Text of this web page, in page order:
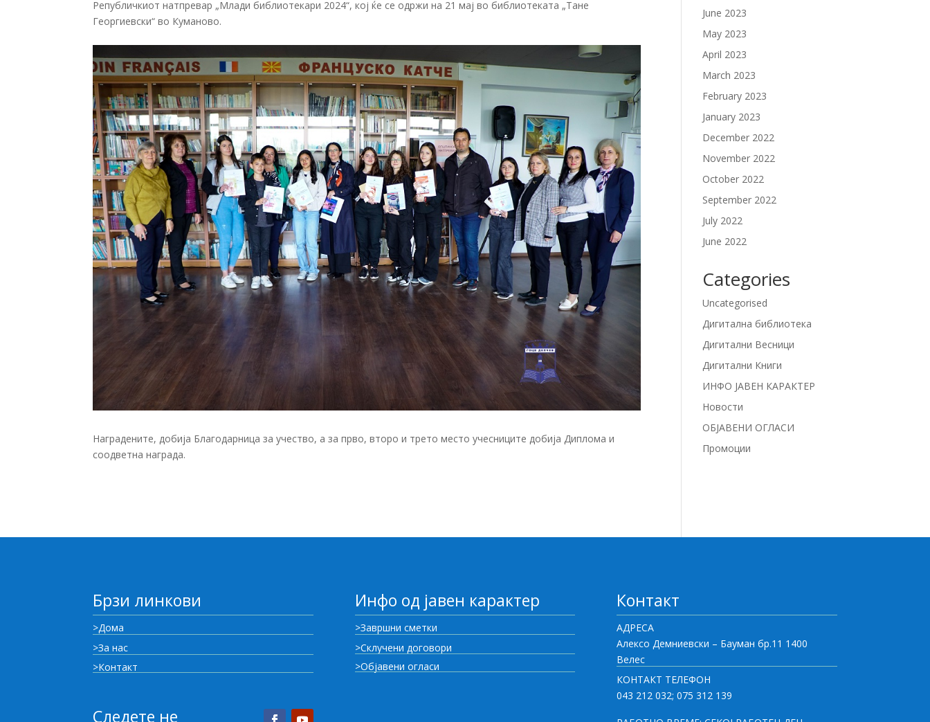
Републичкиот натпревар „Млади библиотекари 2024“, кој ќе се одржи на 21 мај во библиотеката „Тане
Георгиевски“ во Куманово.
Наградените, добија Благодарница за учество, а за прво, второ и трето место учесниците добија Диплома и
соодветна награда.
June 2023
May 2023
April 2023
March 2023
February 2023
January 2023
December 2022
November 2022
October 2022
September 2022
July 2022
June 2022
Categories
Uncategorised
Дигитална библиотека
Дигитални Весници
Дигитални Книги
ИНФО ЈАВЕН КАРАКТЕР
Новости
ОБЈАВЕНИ ОГЛАСИ
Промоции
Брзи линкови
>Дома
>За нас
>Контакт
Следете не
Инфо од јавен карактер
>Завршни сметки
>Склучени договори
>Објавени огласи
Контакт
АДРЕСА
Алексо Демниевски – Бауман бр.11 1400
Велес
КОНТАКТ ТЕЛЕФОН
043 212 032; 075 312 139